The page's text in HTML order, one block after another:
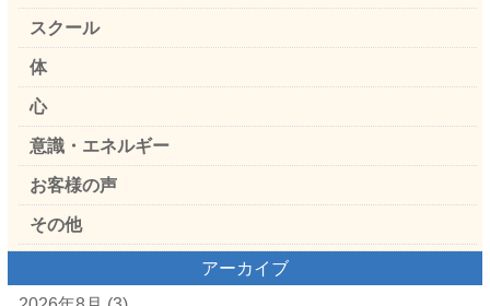
スクール
体
心
意識・エネルギー
お客様の声
その他
アーカイブ